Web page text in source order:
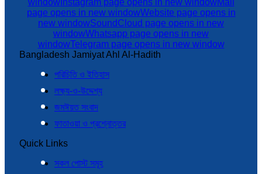
windowInstagram page opens in new windowMail
page opens in new windowWebsite page opens in
new windowSoundCloud page opens in new
windowWhatsapp page opens in new
windowTelegram page opens in new window
Bangladesh Jamiyat Ahl Al-Hadith
পরিচিতি ও ইতিহাস
লক্ষ্য-ও-উদ্দেশ্য
জমঈয়ত সংবাদ
ফাতাওয়া ও প্রশ্নোত্তর
Quick Links
সকল পোস্ট সমূহ